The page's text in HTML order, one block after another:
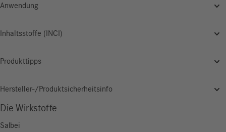
Anwendung
Inhaltsstoffe (INCI)
Produkttipps
Hersteller-/Produktsicherheitsinfo
Die Wirkstoffe
Salbei